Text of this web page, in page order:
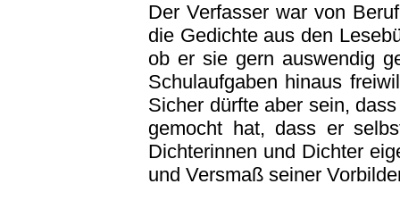
Der Verfasser war von
die Gedichte aus den
ob er sie gern auswendig
Schulaufgaben hinaus
Sicher dürfte aber sein,
gemocht hat, dass er
Dichterinnen und Dichter
und Versmaß seiner